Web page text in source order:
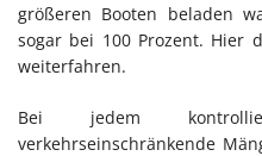
größeren Booten beladen
sogar bei 100 Prozent. Hier
weiterfahren.
Bei jedem
verkehrseinschränkende